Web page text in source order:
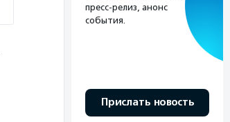
пресс-релиз, анонс
события.
Прислать новость